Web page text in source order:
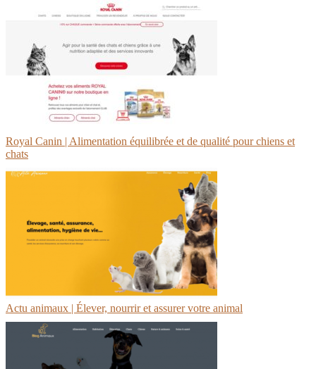
Royal Canin | Alimentation équilibrée et de qualité pour chiens et
chats
Actu animaux | Élever, nourrir et assurer votre animal